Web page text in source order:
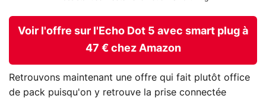
Voir l'offre sur l'Echo Dot 5 avec smart plug à
47 € chez Amazon
Retrouvons maintenant une offre qui fait plutôt office
de pack puisqu'on y retrouve la prise connectée